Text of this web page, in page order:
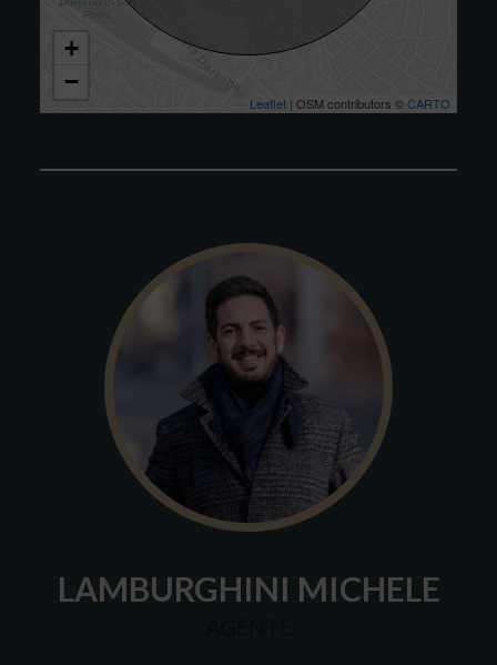
+
−
Leaflet| OSM contributors ©CARTO
LAMBURGHINI MICHELE